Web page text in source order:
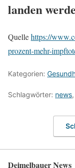
landen
Quellehttps://
prozent-mehr-
Kategorien:
Schlagwörter: news,
Deimelbauer News